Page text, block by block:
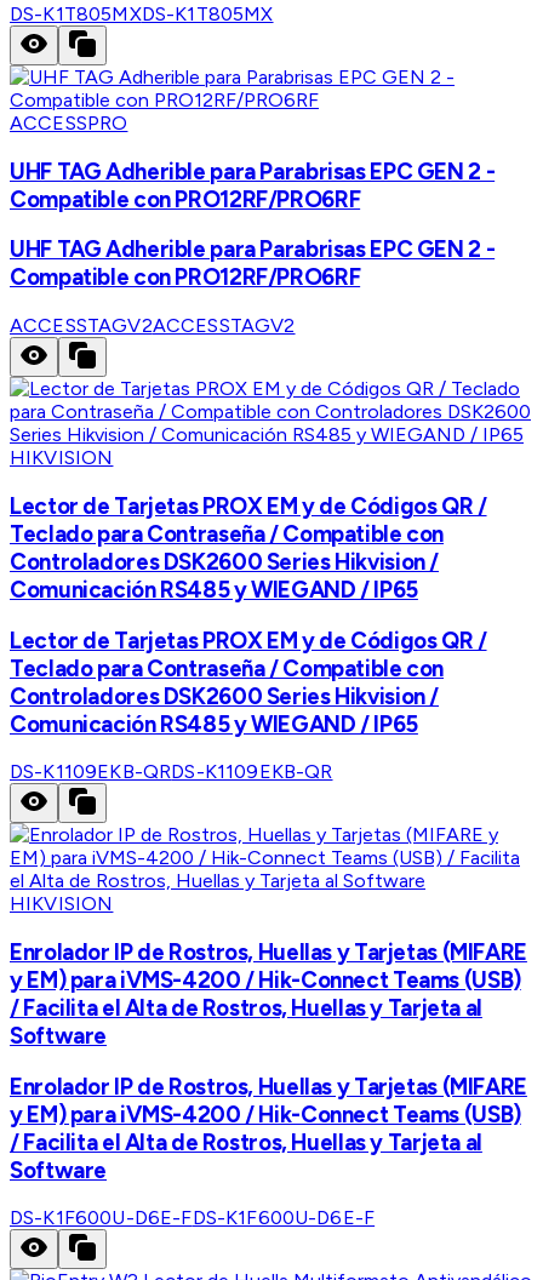
DS-K1T805MXDS-K1T805MX
ACCESSPRO
UHF TAG Adherible para Parabrisas EPC GEN 2 -
Compatible con PRO12RF/PRO6RF
UHF TAG Adherible para Parabrisas EPC GEN 2 -
Compatible con PRO12RF/PRO6RF
ACCESSTAGV2ACCESSTAGV2
HIKVISION
Lector de Tarjetas PROX EM y de Códigos QR /
Teclado para Contraseña / Compatible con
Controladores DSK2600 Series Hikvision /
Comunicación RS485 y WIEGAND / IP65
Lector de Tarjetas PROX EM y de Códigos QR /
Teclado para Contraseña / Compatible con
Controladores DSK2600 Series Hikvision /
Comunicación RS485 y WIEGAND / IP65
DS-K1109EKB-QRDS-K1109EKB-QR
HIKVISION
Enrolador IP de Rostros, Huellas y Tarjetas (MIFARE
y EM) para iVMS-4200 / Hik-Connect Teams (USB)
/ Facilita el Alta de Rostros, Huellas y Tarjeta al
Software
Enrolador IP de Rostros, Huellas y Tarjetas (MIFARE
y EM) para iVMS-4200 / Hik-Connect Teams (USB)
/ Facilita el Alta de Rostros, Huellas y Tarjeta al
Software
DS-K1F600U-D6E-FDS-K1F600U-D6E-F